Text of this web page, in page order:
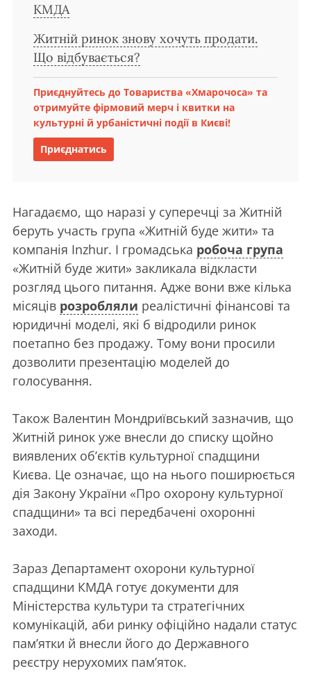
КМДА
Житній ринок знову хочуть продати.
Що відбувається?
Приєднуйтесь до Товариства «Хмарочоса» та
отримуйте фірмовий мерч і квитки на
культурні й урбаністичні події в Києві!
Приєднатись
Нагадаємо, що наразі у суперечці за Житній
беруть участь група «Житній буде жити» та
компанія Inzhur. І громадська робоча група
«Житній буде жити» закликала відкласти
розгляд цього питання. Адже вони вже кілька
місяців розробляли реалістичні фінансові та
юридичні моделі, які б відродили ринок
поетапно без продажу. Тому вони просили
дозволити презентацію моделей до
голосування.
Також Валентин Мондриївський зазначив, що
Житній ринок уже внесли до списку щойно
виявлених об’єктів культурної спадщини
Києва. Це означає, що на нього поширюється
дія Закону України «Про охорону культурної
спадщини» та всі передбачені охоронні
заходи.
Зараз Департамент охорони культурної
спадщини КМДА готує документи для
Міністерства культури та стратегічних
комунікацій, аби ринку офіційно надали статус
пам’ятки й внесли його до Державного
реєстру нерухомих пам’яток.